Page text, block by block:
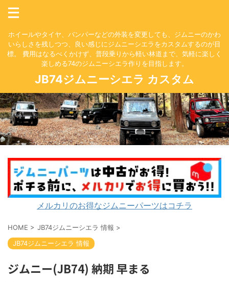
ホイールやタイヤ、バンパーなどの外装を変更しても、ジムニーのかわ
いらしさを残しつつ、良い感じにジムニーシエラをカスタムするのが目
標。 費用はなるべくかけず、普段乗りから軽い林道まで、気軽に楽しく
楽しめる74のジムニーシエラ作りを目指します。
JB74ジムニーシエラ カスタム
メルカリのお得なジムニーパーツはコチラ
HOME > JB74ジムニーシエラ 情報 >
JB74ジムニーシエラ 情報
ジムニー(JB74) 納期 早まる